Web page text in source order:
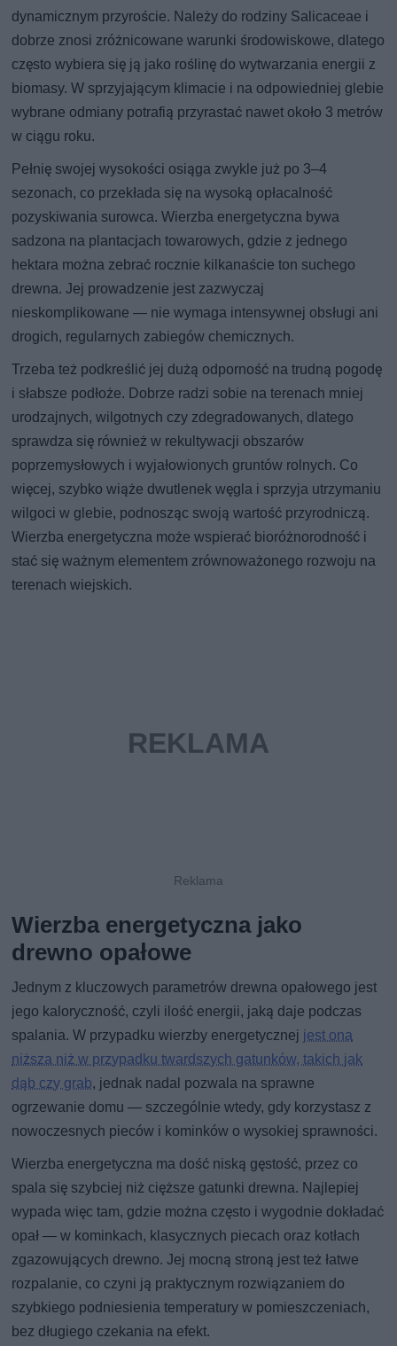
dynamicznym przyroście. Należy do rodziny Salicaceae i
dobrze znosi zróżnicowane warunki środowiskowe, dlatego
często wybiera się ją jako roślinę do wytwarzania energii z
biomasy. W sprzyjającym klimacie i na odpowiedniej glebie
wybrane odmiany potrafią przyrastać nawet około 3 metrów
w ciągu roku.
Pełnię swojej wysokości osiąga zwykle już po 3–4
sezonach, co przekłada się na wysoką opłacalność
pozyskiwania surowca. Wierzba energetyczna bywa
sadzona na plantacjach towarowych, gdzie z jednego
hektara można zebrać rocznie kilkanaście ton suchego
drewna. Jej prowadzenie jest zazwyczaj
nieskomplikowane — nie wymaga intensywnej obsługi ani
drogich, regularnych zabiegów chemicznych.
Trzeba też podkreślić jej dużą odporność na trudną pogodę
i słabsze podłoże. Dobrze radzi sobie na terenach mniej
urodzajnych, wilgotnych czy zdegradowanych, dlatego
sprawdza się również w rekultywacji obszarów
poprzemysłowych i wyjałowionych gruntów rolnych. Co
więcej, szybko wiąże dwutlenek węgla i sprzyja utrzymaniu
wilgoci w glebie, podnosząc swoją wartość przyrodniczą.
Wierzba energetyczna może wspierać bioróżnorodność i
stać się ważnym elementem zrównoważonego rozwoju na
terenach wiejskich.
Wierzba energetyczna jako
drewno opałowe
Jednym z kluczowych parametrów drewna opałowego jest
jego kaloryczność, czyli ilość energii, jaką daje podczas
spalania. W przypadku wierzby energetycznej jest ona
niższa niż w przypadku twardszych gatunków, takich jak
dąb czy grab, jednak nadal pozwala na sprawne
ogrzewanie domu — szczególnie wtedy, gdy korzystasz z
nowoczesnych pieców i kominków o wysokiej sprawności.
Wierzba energetyczna ma dość niską gęstość, przez co
spala się szybciej niż cięższe gatunki drewna. Najlepiej
wypada więc tam, gdzie można często i wygodnie dokładać
opał — w kominkach, klasycznych piecach oraz kotłach
zgazowujących drewno. Jej mocną stroną jest też łatwe
rozpalanie, co czyni ją praktycznym rozwiązaniem do
szybkiego podniesienia temperatury w pomieszczeniach,
bez długiego czekania na efekt.